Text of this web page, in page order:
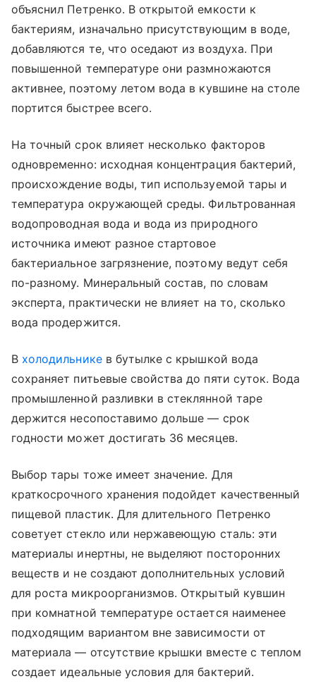
объяснил Петренко. В открытой емкости к
бактериям, изначально присутствующим в воде,
добавляются те, что оседают из воздуха. При
повышенной температуре они размножаются
активнее, поэтому летом вода в кувшине на столе
портится быстрее всего.
На точный срок влияет несколько факторов
одновременно: исходная концентрация бактерий,
происхождение воды, тип используемой тары и
температура окружающей среды. Фильтрованная
водопроводная вода и вода из природного
источника имеют разное стартовое
бактериальное загрязнение, поэтому ведут себя
по-разному. Минеральный состав, по словам
эксперта, практически не влияет на то, сколько
вода продержится.
В холодильникев бутылке с крышкой вода
сохраняет питьевые свойства до пяти суток. Вода
промышленной разливки в стеклянной таре
держится несопоставимо дольше — срок
годности может достигать 36 месяцев.
Выбор тары тоже имеет значение. Для
краткосрочного хранения подойдет качественный
пищевой пластик. Для длительного Петренко
советует стекло или нержавеющую сталь: эти
материалы инертны, не выделяют посторонних
веществ и не создают дополнительных условий
для роста микроорганизмов. Открытый кувшин
при комнатной температуре остается наименее
подходящим вариантом вне зависимости от
материала — отсутствие крышки вместе с теплом
создает идеальные условия для бактерий.